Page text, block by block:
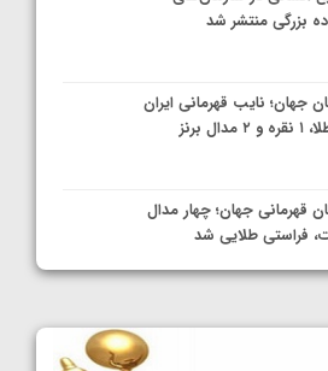
بزرگی منتشر شد
جهان؛ نایب قهرمانی ایران
قهرمانی جهان؛ چهار مدال
فراستی طلایی شد